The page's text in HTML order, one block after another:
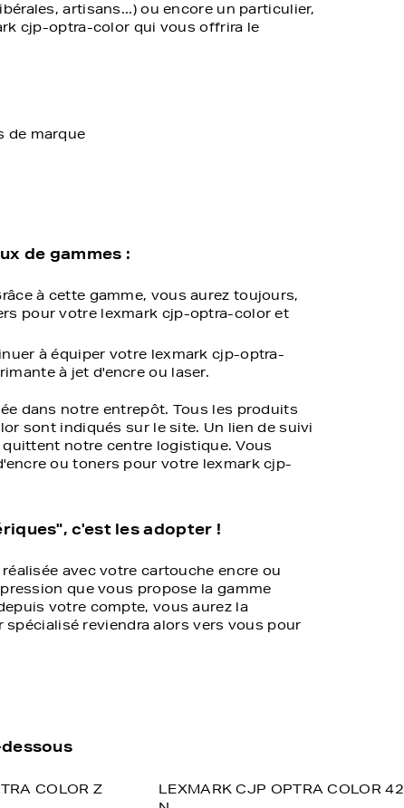
artisans...) ou encore un particulier,
cjp-optra-color qui vous offrira le
de marque
de gammes :
à cette gamme, vous aurez toujours,
pour votre lexmark cjp-optra-color et
à équiper votre lexmark cjp-optra-
à jet d'encre ou laser.
dans notre entrepôt. Tous les produits
sont indiqués sur le site. Un lien de suivi
notre centre logistique. Vous
ou toners pour votre lexmark cjp-
c'est les adopter !
avec votre cartouche encre ou
que vous propose la gamme
votre compte, vous aurez la
reviendra alors vers vous pour
COLOR Z
LEXMARK CJP OPTRA COLOR 42